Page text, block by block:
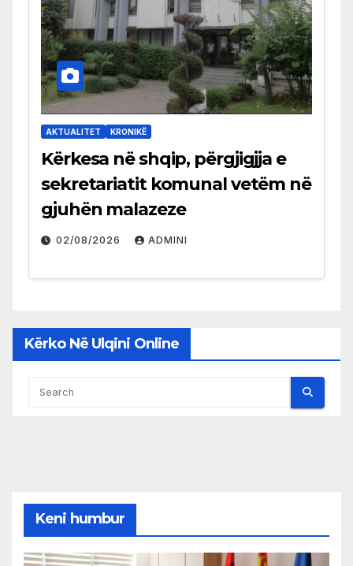
AKTUALITET KRONIKË
Kërkesa në shqip, përgjigjja e
sekretariatit komunal vetëm në
gjuhën malazeze
02/08/2026 ADMINI
Kërko Në Ulqini Online
Keni humbur